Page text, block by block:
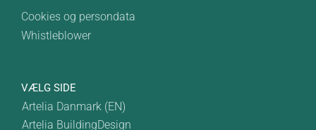
Cookies og persondata
Whistleblower
VÆLG SIDE
Artelia Danmark (EN)
Artelia BuildingDesign